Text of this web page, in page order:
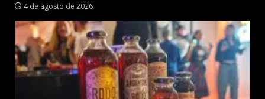
4 de agosto de 2026